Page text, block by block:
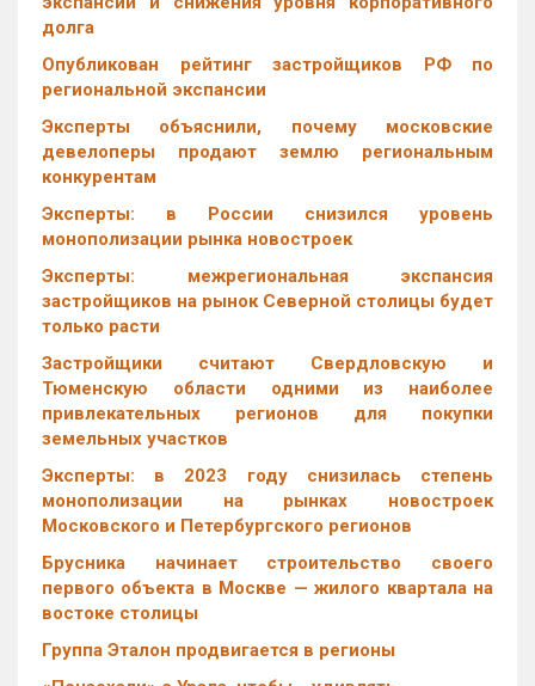
долга
Опубликован рейтинг застройщиков РФ по
региональной экспансии
Эксперты объяснили, почему московские
девелоперы продают землю региональным
конкурентам
Эксперты: в России снизился уровень
монополизации рынка новостроек
Эксперты: межрегиональная экспансия
застройщиков на рынок Северной столицы будет
только расти
Застройщики считают Свердловскую и
Тюменскую области одними из наиболее
привлекательных регионов для покупки
земельных участков
Эксперты: в 2023 году снизилась степень
монополизации на рынках новостроек
Московского и Петербургского регионов
Брусника начинает строительство своего
первого объекта в Москве — жилого квартала на
востоке столицы
Группа Эталон продвигается в регионы